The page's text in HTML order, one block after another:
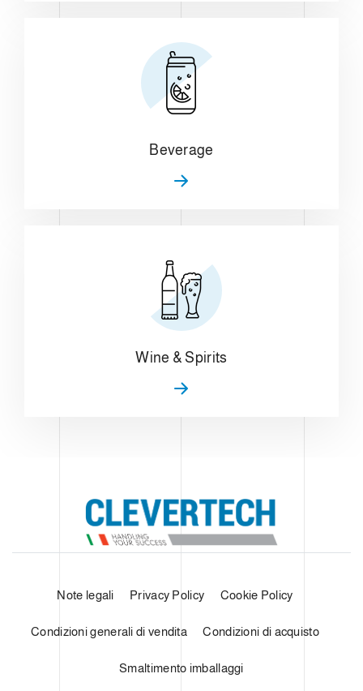
Beverage
Wine & Spirits
Note legali Privacy Policy Cookie Policy
Condizioni generali di vendita Condizioni di acquisto
Smaltimento imballaggi